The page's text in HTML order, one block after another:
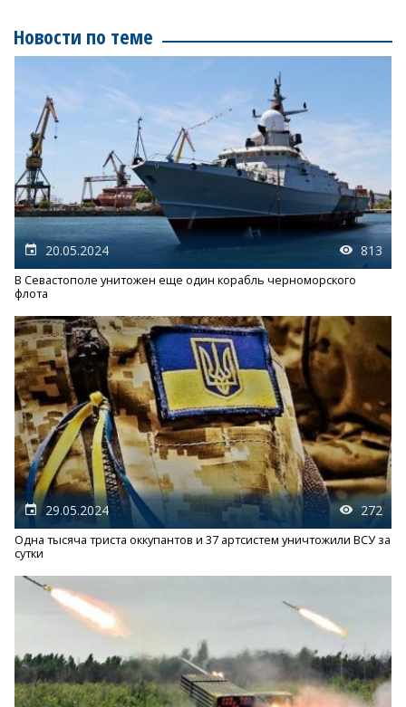
Новости по теме
20.05.2024 813
В Севастополе унитожен еще один корабль черноморского
флота
29.05.2024 272
Одна тысяча триста оккупантов и 37 артсистем уничтожили ВСУ за
сутки